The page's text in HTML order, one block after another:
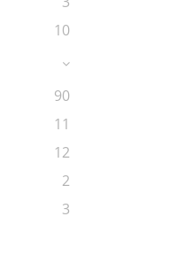
10
90
11
12
2
3